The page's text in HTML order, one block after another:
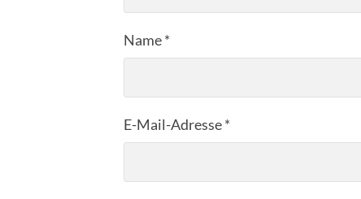
Name*
E-Mail-Adresse*